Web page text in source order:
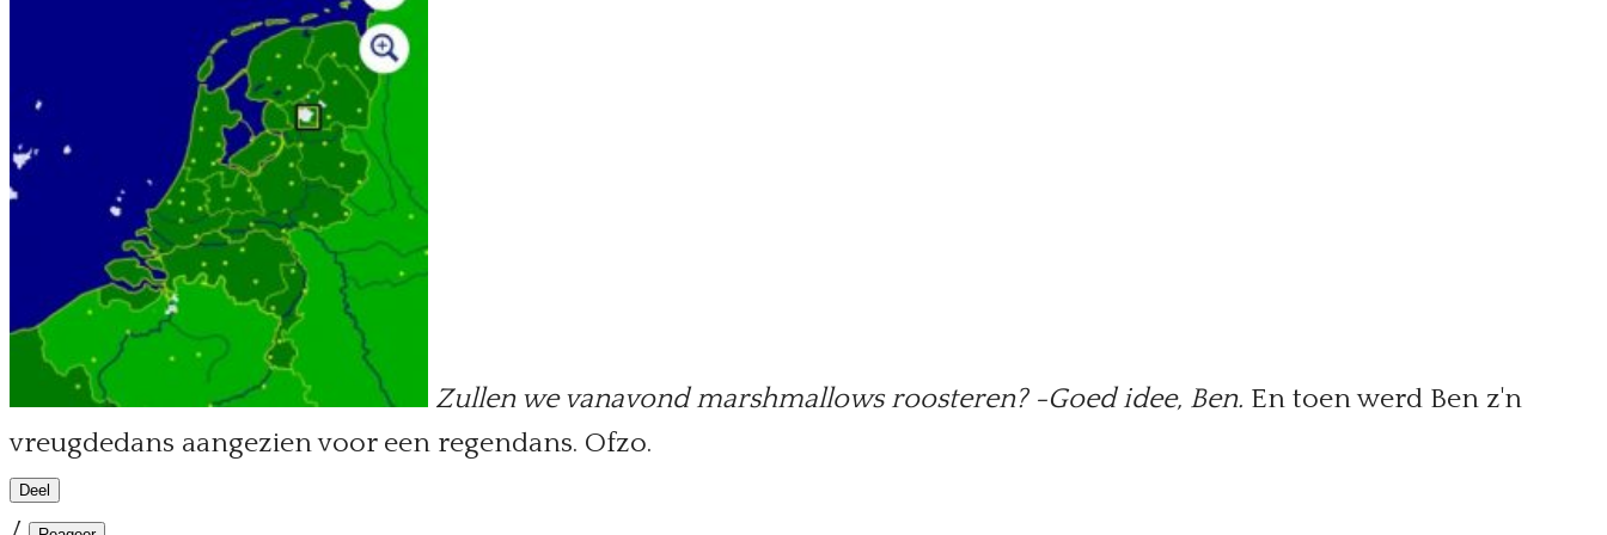
Zullen we vanavond marshmallows roosteren? -Goed idee, Ben. En toen werd Ben z'n
vreugdedans aangezien voor een regendans. Ofzo.
Deel